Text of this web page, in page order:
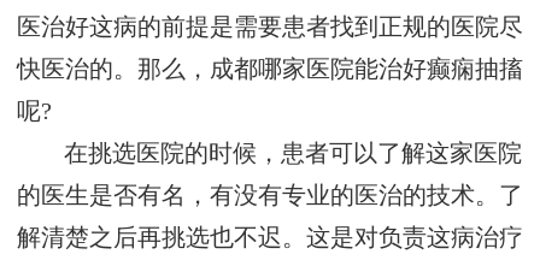
医治好这病的前提是需要患者找到正规的医院尽
快医治的。那么，成都哪家医院能治好癫痫抽搐
呢?
在挑选医院的时候，患者可以了解这家医院
的医生是否有名，有没有专业的医治的技术。了
解清楚之后再挑选也不迟。这是对负责这病治疗